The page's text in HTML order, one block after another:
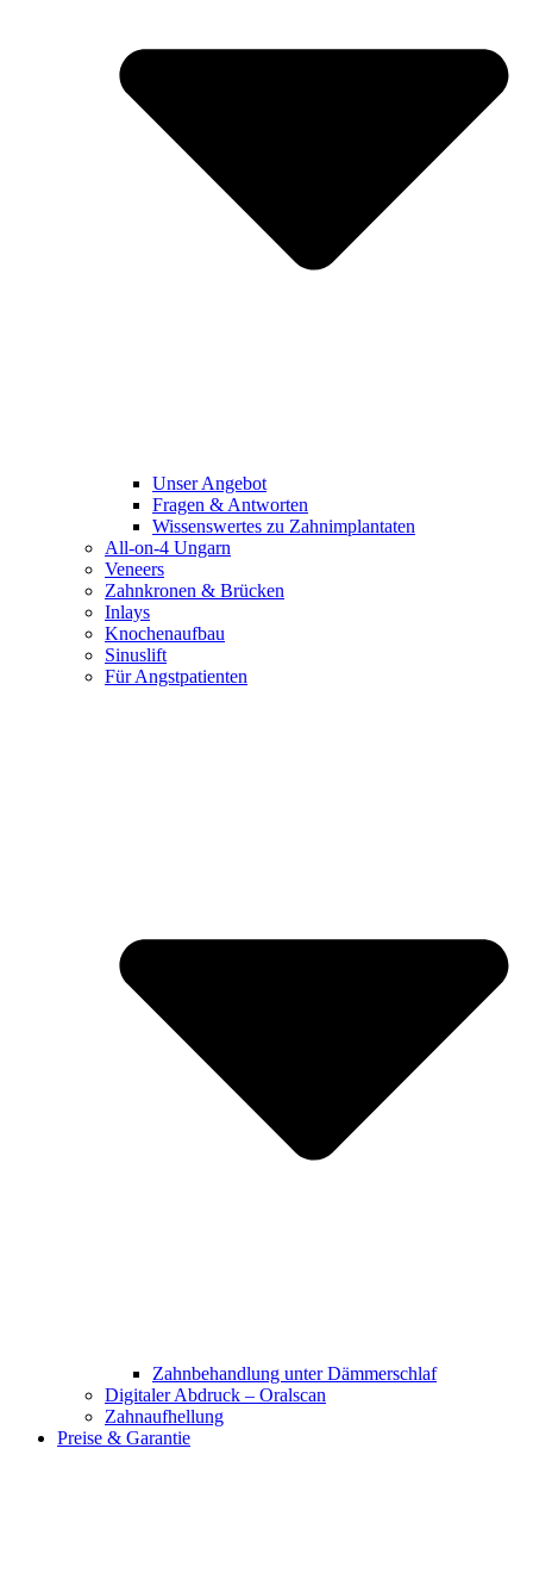
Unser Angebot
Fragen & Antworten
Wissenswertes zu Zahnimplantaten
All-on-4 Ungarn
Veneers
Zahnkronen & Brücken
Inlays
Knochenaufbau
Sinuslift
Für Angstpatienten
Zahnbehandlung unter Dämmerschlaf
Digitaler Abdruck – Oralscan
Zahnaufhellung
Preise & Garantie